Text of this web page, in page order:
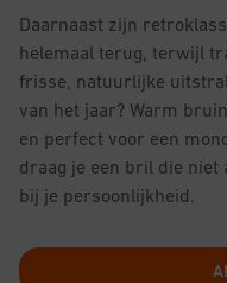
Daarnaast zijn
helemaal terug, terwijl
frisse, natuurlijke
van het jaar? Warm
en perfect voor een
draag je een bril die
bij je persoonlijkheid.